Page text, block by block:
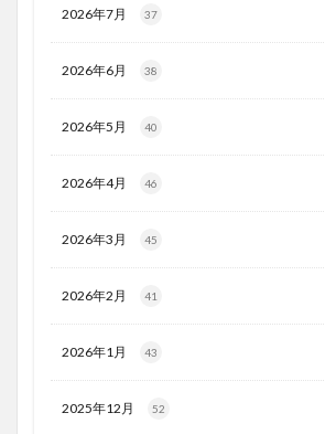
2026年7月 37
2026年6月 38
2026年5月 40
2026年4月 46
2026年3月 45
2026年2月 41
2026年1月 43
2025年12月 52